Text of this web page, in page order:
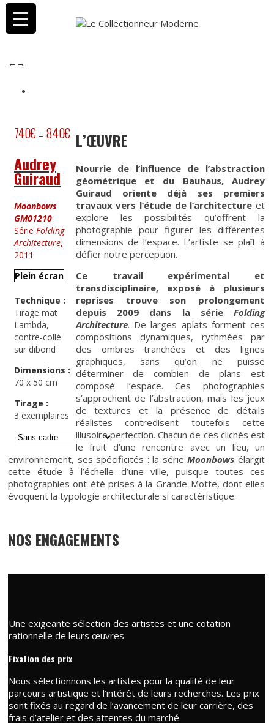
← →
740€ – 840€
Audrey
Guiraud
Moonbows
GM01210
Série Folding
Architecture,
2011
Plein écran
Technique :
Tirage mat
Lambda,
contre-collé
sur dibond
Dimensions :
70 x 50 cm
Tirage :
3 exemplaires
L’ŒUVRE
Nourrie de l’influence de l’abstraction
géométrique et du Bauhaus, Audrey
Guiraud oriente déjà ses premiers
travaux vers l’étude de l’architecture et
explore les possibilités qu’offrent la
photographie pour figurer les différentes
dimensions de l’espace. L’artiste se plaît à
défier notre perception.
Ce travail expérimental et
transdisciplinaire, exposé à plusieurs
reprises trouve son prolongement
depuis 2009 dans la série Folding
Architecture. De larges aplats forment ces
compositions dynamiques, rythmées par
des ombres tranchées et des lignes
graphiques, sans qu’on ne puisse
déterminer de combien de plans est
composé l’espace. Ces photographies
s’approchent de l’abstraction, mais les jeux
de textures et la présence de détails
réalistes contredisent toutefois cette
illusoire perfection. Chacun de ces clichés est
le fruit d’une rencontre avec un lieu, un
environnement, ses spécificités : la sérieMoonbows élargit
cette étude à l’échelle d’une ville, puisque toutes ces
photographies ont été prises à la Grande-Motte, dont elles
évoquent la typologie architecturale si caractéristique.
NOS ENGAGEMENTS
Une exigeante sélection des artistes et une cotation
rationnelle de leurs œuvres
Fixation des prix
Nous sélectionnons les artistes pour la qualité de leur
parcours artistique et l’intérêt de leurs recherches. Les prix
sont fixés au regard de l’avancement de leur carrière, des
frais d’atelier et des attentes du marché.